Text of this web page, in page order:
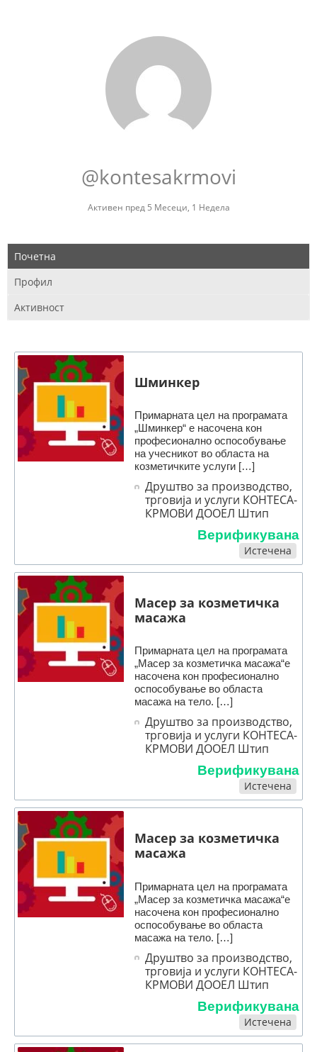
@kontesakrmovi
Активен пред 5 Месеци, 1 Недела
Почетна
Профил
Активност
Шминкер
Примарната цел на програмата
„Шминкер“ е насочена кон
професионално оспособување
на учесникот во областа на
козметичките услуги […]
Друштво за производство,
трговија и услуги КОНТЕСА-
КРМОВИ ДООЕЛ Штип
Верификувана
Истечена
Масер за козметичка
масажа
Примарната цел на програмата
„Масер за козметичка масажа“е
насочена кон професионално
оспособување во областа
масажа на тело. […]
Друштво за производство,
трговија и услуги КОНТЕСА-
КРМОВИ ДООЕЛ Штип
Верификувана
Истечена
Масер за козметичка
масажа
Примарната цел на програмата
„Масер за козметичка масажа“е
насочена кон професионално
оспособување во областа
масажа на тело. […]
Друштво за производство,
трговија и услуги КОНТЕСА-
КРМОВИ ДООЕЛ Штип
Верификувана
Истечена